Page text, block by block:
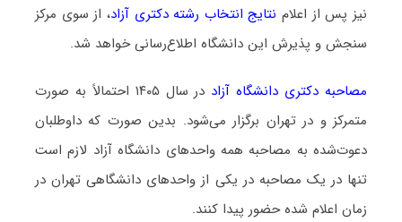
نیز پس از اعلام نتایج انتخاب رشته دکتری آزاد، از سوی مرکز
سنجش و پذیرش این دانشگاه اطلاع‌رسانی خواهد شد.
مصاحبه دکتری دانشگاه آزاد
در سال ۱۴۰۵ احتمالاً به صورت
متمرکز و در تهران برگزار می‌شود. بدین صورت که داوطلبان
دعوت‌شده به مصاحبه همه واحدهای دانشگاه آزاد لازم است
تنها در یک مصاحبه در یکی از واحدهای دانشگاهی تهران در
زمان اعلام‌ شده حضور پیدا کنند.